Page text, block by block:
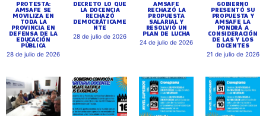
PROTESTA:
AMSAFE SE
MOVILIZA EN
TODA LA
PROVINCIA EN
DEFENSA DE LA
EDUCACIÓN
PÚBLICA
28 de julio de 2026
DECRETO LO QUE
LA DOCENCIA
RECHAZÓ
DEMOCRÁTICAME
NTE
28 de julio de 2026
AMSAFE
RECHAZÓ LA
PROPUESTA
SALARIAL Y
RESOLVIÓ UN
PLAN DE LUCHA
24 de julio de 2026
GOBIERNO
PRESENTÓ SU
PROPUESTA Y
AMSAFE LA
PONDRÁ A
CONSIDERACIÓN
DE LAS Y LOS
DOCENTES
21 de julio de 2026